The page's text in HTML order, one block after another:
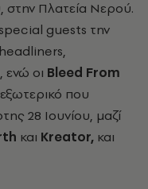
Πλατεία Νερού.
special guests την
, ενώ οι Bleed From
που
28 Ιουνίου, μαζί
και Kreator, και